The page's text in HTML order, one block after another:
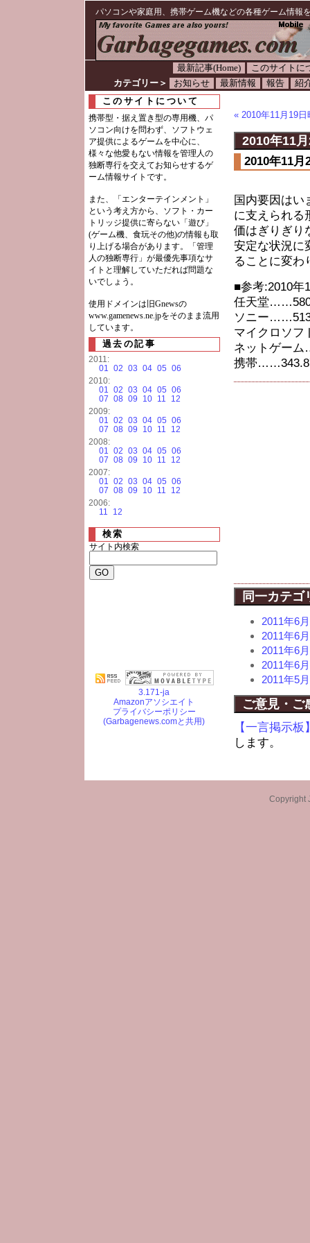
パソコンや家庭用、携帯ゲーム機などの各種ゲーム情報
最新記事(Home)
このサイトに
カテゴリー＞
お知らせ 最新情報 報告 紹
« 2010年11月19
2010年11
2010年11月
国内要因はい
に支えられる
価はぎりぎり
安定な状況に
ることに変わ
■参考:2010年
任天堂
ソニー
マイクロソ
ネットゲー
携帯
同一カテゴ
2011年6
2011年6
2011年6
2011年6
2011年5
ご意見・ご
【一言掲示板
します。
このサイトについて
携帯型・据え置き型の専用機、パ
ソコン向けを問わず、ソフトウェ
ア提供によるゲームを中心に、
様々な他愛もない情報を管理人の
独断専行を交えてお知らせするゲ
ーム情報サイトです。
また、「エンターテインメント」
という考え方から、ソフト・カー
トリッジ提供に寄らない「遊び」
(ゲーム機、食玩その他)の情報も取
り上げる場合があります。「管理
人の独断専行」が最優先事項なサ
イトと理解していただれば問題な
いでしょう。
使用ドメインは旧Gnewsの
www.gamenews.ne.jpをそのまま流用
しています。
過去の記事
2011:
01 02 03 04 05 06
2010:
01 02 03 04 05 06
07 08 09 10 11
12
2009:
01 02 03 04 05 06
07 08 09 10 11
12
2008:
01 02 03 04 05 06
07 08 09 10 11
12
2007:
01 02 03 04 05 06
07 08 09 10 11
12
2006:
11
12
検索
サイト内検索
3.171-ja
Amazonアソシエイト
プライバシーポリシー
(Garbagenews.comと共用)
Copyright